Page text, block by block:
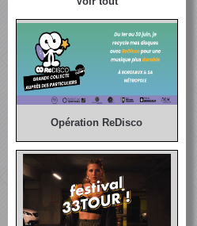
Opération ReDisco